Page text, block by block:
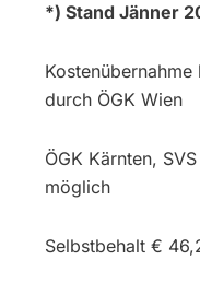
*) Stand Jänner
durch ÖGK Wien
ÖGK Kärnten,
möglich
Selbstbehalt €